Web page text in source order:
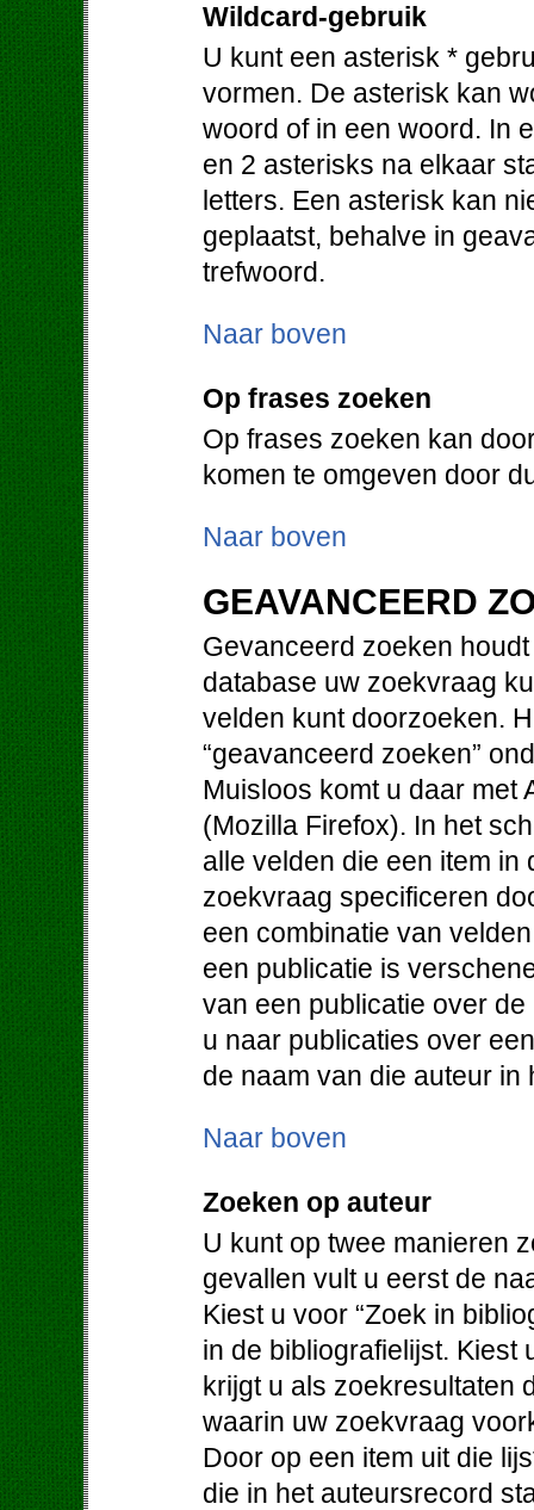
Wildcard-gebruik
U kunt een asterisk *
vormen. De asterisk kan
woord of in een woord. In
en 2 asterisks na elkaar
letters. Een asterisk kan
geplaatst, behalve in
trefwoord.
Naar boven
Op frases zoeken
Op frases zoeken kan
komen te omgeven door
Naar boven
GEAVANCEERD
Gevanceerd zoeken
database uw zoekvraag
velden kunt doorzoeken.
“geavanceerd zoeken”
Muisloos komt u daar met
(Mozilla Firefox). In het
alle velden die een item
zoekvraag specificeren
een combinatie van
een publicatie is
van een publicatie over
u naar publicaties over
de naam van die auteur in
Naar boven
Zoeken op auteur
U kunt op twee manieren
gevallen vult u eerst de
Kiest u voor “Zoek in
in de bibliografielijst. Kiest
krijgt u als zoekresultaten
waarin uw zoekvraag
Door op een item uit die
die in het auteursrecord